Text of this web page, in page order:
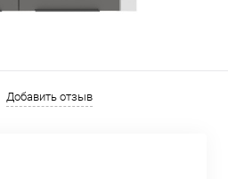
Добавить отзыв